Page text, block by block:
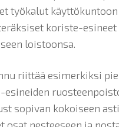
työkalut
koriste-esineet
loistoonsa.
riittää esimerkiksi
esineiden
sopivan kokoiseen